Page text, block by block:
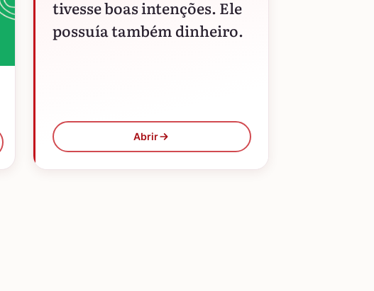
tivesse boas intenções. Ele
possuía também dinheiro.
Abrir